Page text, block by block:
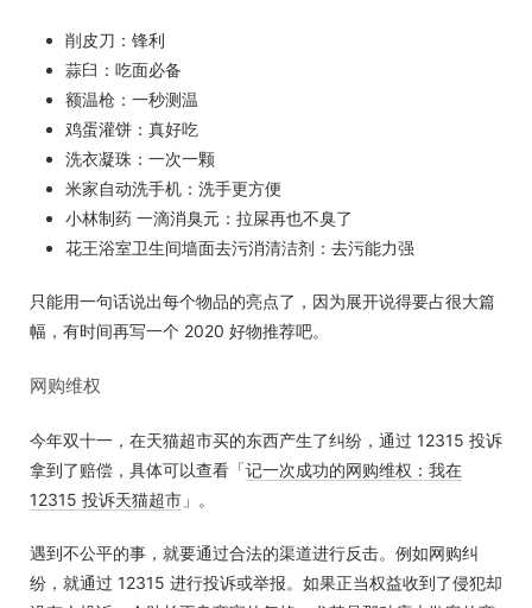
削皮刀：锋利
蒜臼：吃面必备
额温枪：一秒测温
鸡蛋灌饼：真好吃
洗衣凝珠：一次一颗
米家自动洗手机：洗手更方便
小林制药 一滴消臭元：拉屎再也不臭了
花王浴室卫生间墙面去污消清洁剂：去污能力强
只能用一句话说出每个物品的亮点了，因为展开说得要占很大篇
幅，有时间再写一个 2020 好物推荐吧。
网购维权
今年双十一，在天猫超市买的东西产生了纠纷，通过 12315 投诉
拿到了赔偿，具体可以查看「记一次成功的网购维权：我在
12315 投诉天猫超市 」。
遇到不公平的事，就要通过合法的渠道进行反击。例如网购纠
纷，就通过 12315 进行投诉或举报。如果正当权益收到了侵犯却